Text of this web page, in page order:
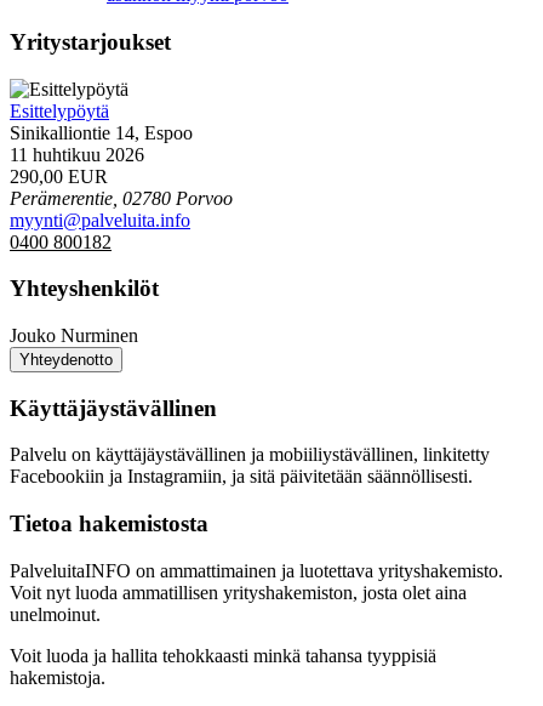
Yritystarjoukset
Esittelypöytä
Sinikalliontie 14, Espoo
11 huhtikuu 2026
290,00 EUR
Perämerentie, 02780 Porvoo
myynti@palveluita.info
0400 800182
Yhteyshenkilöt
Jouko Nurminen
Yhteydenotto
Käyttäjäystävällinen
Palvelu on käyttäjäystävällinen ja mobiiliystävällinen, linkitetty
Facebookiin ja Instagramiin, ja sitä päivitetään säännöllisesti.
Tietoa hakemistosta
PalveluitaINFO on ammattimainen ja luotettava yrityshakemisto.
Voit nyt luoda ammatillisen yrityshakemiston, josta olet aina
unelmoinut.
Voit luoda ja hallita tehokkaasti minkä tahansa tyyppisiä
hakemistoja.